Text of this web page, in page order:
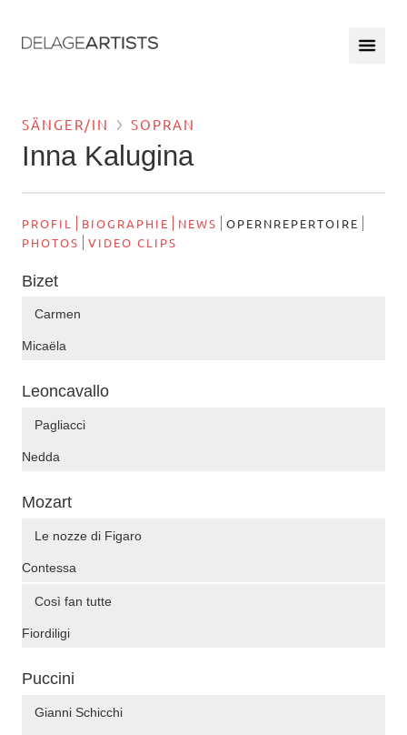
SÄNGER/IN SOPRAN
Inna Kalugina
PROFIL BIOGRAPHIE NEWS
OPERNREPERTOIRE
PHOTOS
VIDEO CLIPS
Bizet
Carmen
Micaëla
Leoncavallo
Pagliacci
Nedda
Mozart
Le nozze di Figaro
Contessa
Così fan tutte
Fiordiligi
Puccini
Gianni Schicchi